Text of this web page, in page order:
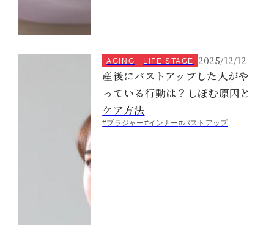
AGING LIFE STAGE 2025/12/12
産後にバストアップした人がや
っている行動は？しぼむ原因と
ケア方法
#ブラジャー#インナー#バストアップ